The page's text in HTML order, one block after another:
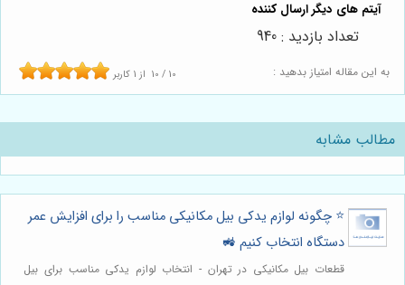
به این مقاله امتیاز بدهید : 10 / 10 از 1 کاربر
تعداد بازدید : 940
مطالب مشابه
⭐️ چگونه لوازم یدکی بیل مکانیکی مناسب را برای افزایش عمر
دستگاه انتخاب کنیم 🚜
قطعات بیل مکانیکی در تهران - انتخاب لوازم یدکی مناسب برای بیل